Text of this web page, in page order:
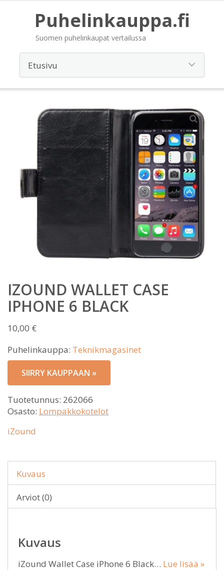
Puhelinkauppa.fi
Suomen puhelinkaupat vertailussa
IZOUND WALLET CASE
IPHONE 6 BLACK
10,00 €
Puhelinkauppa: Teknikmagasinet
SIIRRY KAUPPAAN »
Tuotetunnus: 262066
Osasto: Lompakkokotelot
iZound
Kuvaus
Arviot (0)
Kuvaus
iZound Wallet Case iPhone 6 Black… Lue lisää »